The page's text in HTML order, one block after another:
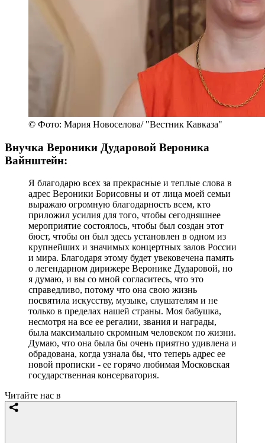
© Фото: Мария Новоселова/ "Вестник Кавказа"
Внучка Вероники Дударовой Вероника
Вайнштейн:
Я благодарю всех за прекрасные и теплые слова в
адрес Вероники Борисовны и от лица моей семьи
выражаю огромную благодарность всем, кто
приложил усилия для того, чтобы сегодняшнее
мероприятие состоялось, чтобы был создан этот
бюст, чтобы он был здесь установлен в одном из
крупнейших и значимых концертных залов России
и мира. Благодаря этому будет увековечена память
о легендарном дирижере Веронике Дударовой, но
я думаю, и вы со мной согласитесь, что это
справедливо, потому что она свою жизнь
посвятила искусству, музыке, слушателям и не
только в пределах нашей страны. Моя бабушка,
несмотря на все ее регалии, звания и награды,
была максимально скромным человеком по жизни.
Думаю, что она была бы очень приятно удивлена и
обрадована, когда узнала бы, что теперь адрес ее
новой прописки - ее горячо любимая Московская
государственная консерватория.
Читайте нас в